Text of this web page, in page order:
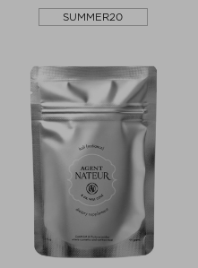
SUMMER20